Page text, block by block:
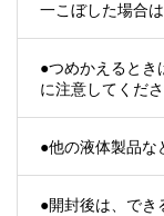
一こぼした場合
●つめかえるとき
に注意してくだ
●他の液体製品な
●開封後は、でき